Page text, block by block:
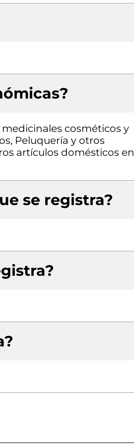
cosméticos y
Peluquería y otros
artículos domésticos en
se registra?